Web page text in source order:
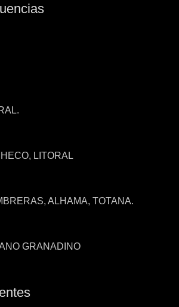
LITORAL
ALHAMA, TOTANA.
GRANADINO